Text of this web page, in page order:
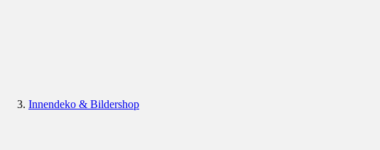
Innendeko & Bildershop